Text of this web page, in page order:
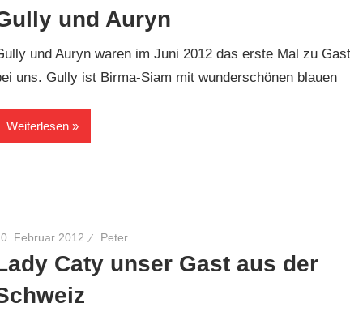
und Auryn
und Auryn waren im Juni 2012 das erste Mal zu Gast
uns. Gully ist Birma-Siam mit wunderschönen blauen
Weiterlesen
Februar 2012 Peter
Caty unser Gast aus der